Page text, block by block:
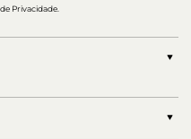
Privacidade.